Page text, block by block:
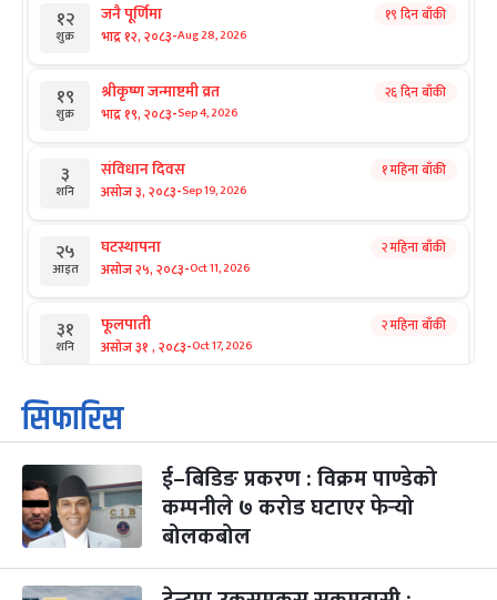
१२
शुक्र
जनै पूर्णिमा
भाद्र १२, २०८३-Aug 28, 2026
१९ दिन बाँकी
१९
शुक्र
श्रीकृष्ण जन्माष्टमी व्रत
भाद्र १९, २०८३-Sep 4, 2026
२६ दिन बाँकी
३
शनि
संविधान दिवस
असोज ३, २०८३-Sep 19, 2026
१ महिना बाँकी
२५
आइत
घटस्थापना
असोज २५, २०८३-Oct 11, 2026
२ महिना बाँकी
३१
शनि
फूलपाती
असोज ३१ , २०८३-Oct 17, 2026
२ महिना बाँकी
१
आइत
कार्तिक सङ्क्रान्ति
कार्तिक १, २०८३
३
मंगल
महानवमी
कार्तिक ३, २०८३-Oct 20, 2026
२ महिना बाँकी
४
सिफारिस
ई–बिडिङ प्रकरण : विक्रम पाण्डेको
कम्पनीले ७ करोड घटाएर फेर्‍यो
बोलकबोल